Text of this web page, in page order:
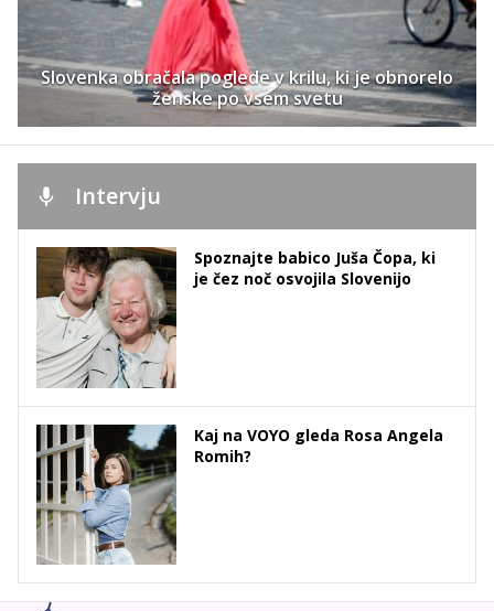
Slovenka obračala poglede v krilu, ki je obnorelo
ženske po vsem svetu
Intervju
Spoznajte babico Juša Čopa, ki
je čez noč osvojila Slovenijo
Kaj na VOYO gleda Rosa Angela
Romih?